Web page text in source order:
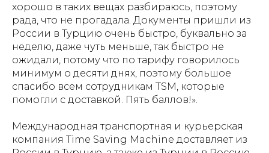
хорошо в таких вещах разбираюсь, поэтому
рада, что не прогадала. Документы пришли из
России в Турцию очень быстро, буквально за
неделю, даже чуть меньше, так быстро не
ожидали, потому что по тарифу говорилось
минимум о десяти днях, поэтому большое
спасибо всем сотрудникам TSM, которые
помогли с доставкой. Пять баллов!».
Международная транспортная и курьерская
компания Time Saving Machine доставляет из